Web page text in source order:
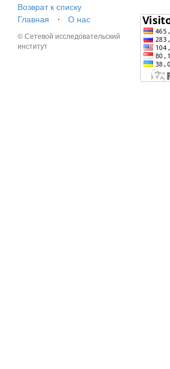
Возврат к списку
Главная
⋅ О нас
© Сетевой исследовательский
институт